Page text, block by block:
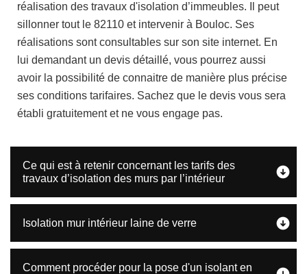
réalisation des travaux d'isolation d’immeubles. Il peut
sillonner tout le 82110 et intervenir à Bouloc. Ses
réalisations sont consultables sur son site internet. En
lui demandant un devis détaillé, vous pourrez aussi
avoir la possibilité de connaitre de manière plus précise
ses conditions tarifaires. Sachez que le devis vous sera
établi gratuitement et ne vous engage pas.
Ce qui est à retenir concernant les tarifs des
travaux d’isolation des murs par l’intérieur
Isolation mur intérieur laine de verre
Comment procéder pour la pose d'un isolant en